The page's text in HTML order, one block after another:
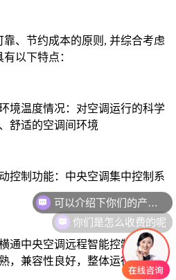
、节约成本的原则, 并综合考虑
以下特点：
境温度情况：对空调运行的科学
舒适的空调间环境
控制功能：中央空调集中控制系
通中央空调远程智能控制器与监
，兼容性良好，整体运行稳定可
你们是怎么收费的呢